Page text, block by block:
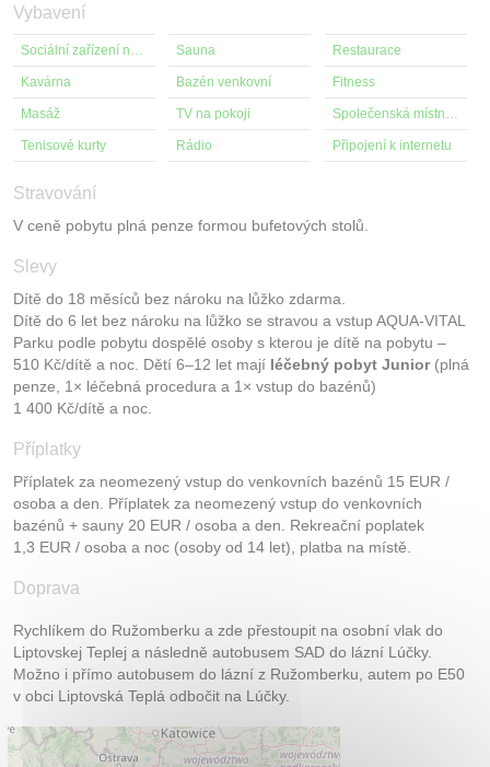
Vybavení
Sociální zařízení na pokoji Sauna Restaurace
Kavárna Bazén venkovní Fitness
Masáž TV na pokoji Společenská místnost s TV
Tenisové kurty Rádio Připojení k internetu
Stravování
V ceně pobytu plná penze formou bufetových stolů.
Slevy
Dítě do 18 měsíců bez nároku na lůžko zdarma.
Dítě do 6 let bez nároku na lůžko se stravou a vstup AQUA-VITAL
Parku podle pobytu dospělé osoby s kterou je dítě na pobytu –
510 Kč/dítě a noc. Dětí 6–12 let mají léčebný pobyt Junior(plná
penze, 1× léčebná procedura a 1× vstup do bazénů)
1 400 Kč/dítě a noc.
Příplatky
Příplatek za neomezený vstup do venkovních bazénů 15 EUR /
osoba a den. Příplatek za neomezený vstup do venkovních
bazénů + sauny 20 EUR / osoba a den. Rekreační poplatek
1,3 EUR / osoba a noc (osoby od 14 let), platba na místě.
Doprava
Rychlíkem do Ružomberku a zde přestoupit na osobní vlak do
Liptovskej Teplej a následně autobusem SAD do lázní Lúčky.
Možno i přímo autobusem do lázní z Ružomberku, autem po E50
v obci Liptovská Teplá odbočit na Lúčky.